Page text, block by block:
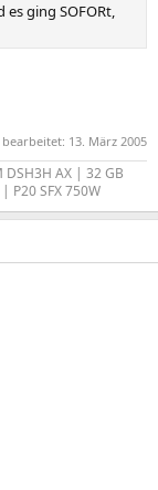
ging SOFORt,
13. März 2005
AX | 32 GB
P20 SFX 750W